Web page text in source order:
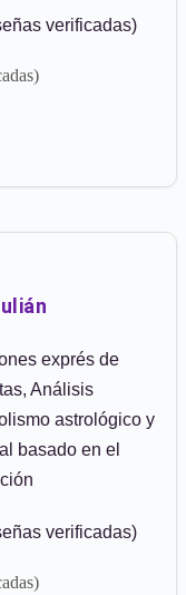
verificadas)
exprés de
Análisis
astrológico y
basado en el
verificadas)